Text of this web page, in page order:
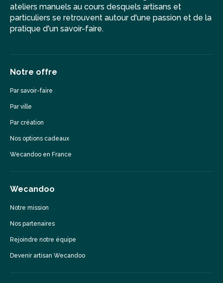
ateliers manuels au cours desquels artisans et
particuliers se retrouvent autour d'une passion et de la
pratique d'un savoir-faire.
Notre offre
Par savoir-faire
Par ville
Par création
Nos options cadeaux
Wecandoo en France
Wecandoo
Notre mission
Nos partenaires
Rejoindre notre équipe
Devenir artisan Wecandoo